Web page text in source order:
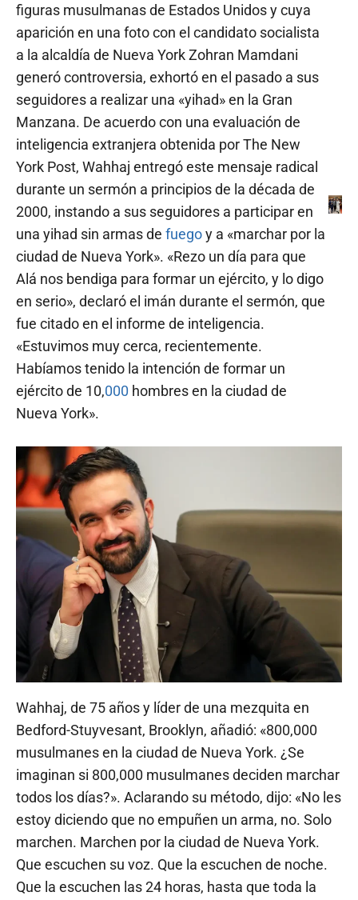
figuras musulmanas de Estados Unidos y cuya
aparición en una foto con el candidato socialista
a la alcaldía de Nueva York Zohran Mamdani
generó controversia, exhortó en el pasado a sus
seguidores a realizar una «yihad» en la Gran
Manzana. De acuerdo con una evaluación de
inteligencia extranjera obtenida por The New
York Post, Wahhaj entregó este mensaje radical
durante un sermón a principios de la década de
2000, instando a sus seguidores a participar en
una yihad sin armas de fuegoy a «marchar por la
ciudad de Nueva York». «Rezo un día para que
Alá nos bendiga para formar un ejército, y lo digo
en serio», declaró el imán durante el sermón, que
fue citado en el informe de inteligencia.
«Estuvimos muy cerca, recientemente.
Habíamos tenido la intención de formar un
ejército de 10,000 hombres en la ciudad de
Nueva York».
Wahhaj, de 75 años y líder de una mezquita en
Bedford-Stuyvesant, Brooklyn, añadió: «800,000
musulmanes en la ciudad de Nueva York. ¿Se
imaginan si 800,000 musulmanes deciden marchar
todos los días?». Aclarando su método, dijo: «No les
estoy diciendo que no empuñen un arma, no. Solo
marchen. Marchen por la ciudad de Nueva York.
Que escuchen su voz. Que la escuchen de noche.
Que la escuchen las 24 horas, hasta que toda la